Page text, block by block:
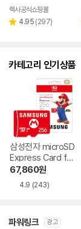
렉사공식쇼핑몰
별 4.95 리
(297)
카테고리 인기상품
삼성전자 microSD
Express Card for
Nintendo Switch
67,860원
4.9 (243)
파워링크 광고